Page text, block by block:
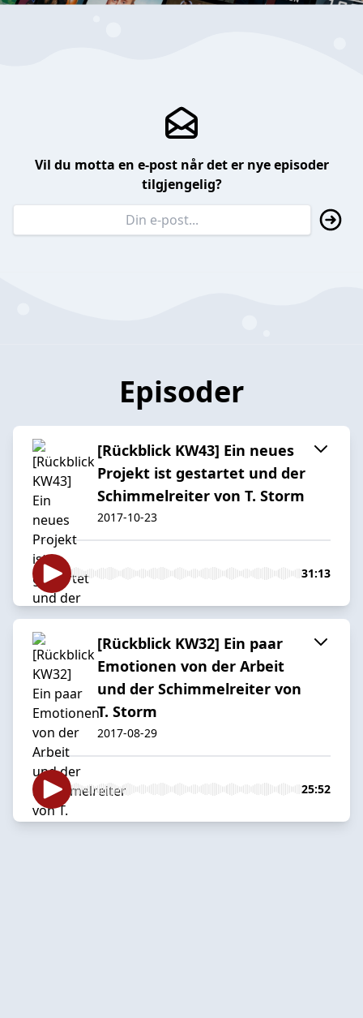
Vil du motta en e-post når det er nye episoder
tilgjengelig?
Episoder
[Rückblick KW43] Ein neues
Projekt ist gestartet und der
Schimmelreiter von T. Storm
2017-10-23
31:13
[Rückblick KW32] Ein paar
Emotionen von der Arbeit
und der Schimmelreiter von
T. Storm
2017-08-29
25:52